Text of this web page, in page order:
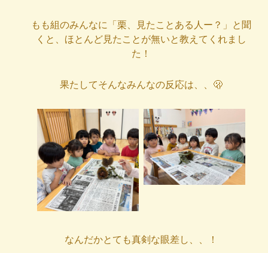
もも組のみんなに「栗、見たことある人ー？」と聞
くと、ほとんど見たことが無いと教えてくれまし
た！
果たしてそんなみんなの反応は、、🫢
なんだかとても真剣な眼差し、、！